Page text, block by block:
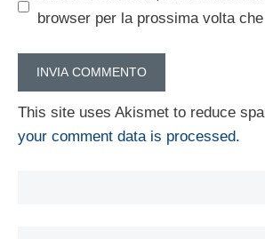
browser per la prossima volta
This site uses Akismet to reduce
your comment data is processed.